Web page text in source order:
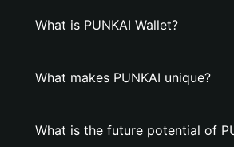
What is PUNKAI Wallet?
What makes PUNKAI unique?
What is the future potential of